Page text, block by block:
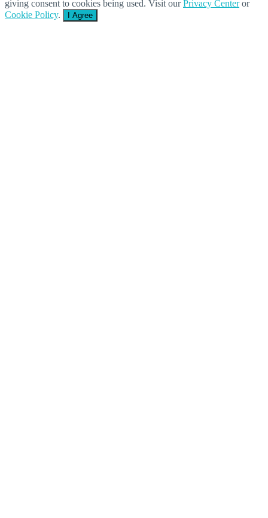
giving consent to cookies being used. Visit ourPrivacy Centeror
Cookie Policy. I Agree